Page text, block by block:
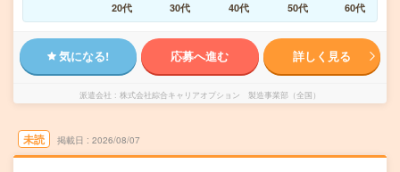
20代
30代 40代 50代 60代
気になる! 応募へ進む 詳しく見る
派遣会社 株式会社綜合キャリアオプション 製造事業部（全国）
未読 掲載日 2026/08/07